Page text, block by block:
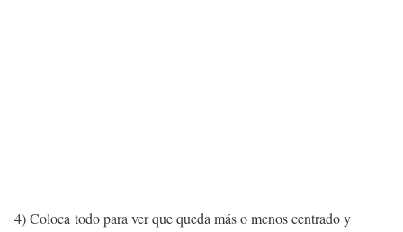
4) Coloca todo para ver que queda más o menos centrado y